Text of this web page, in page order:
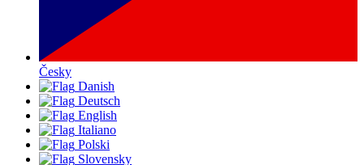
Česky
Danish
Deutsch
English
Italiano
Polski
Slovensky